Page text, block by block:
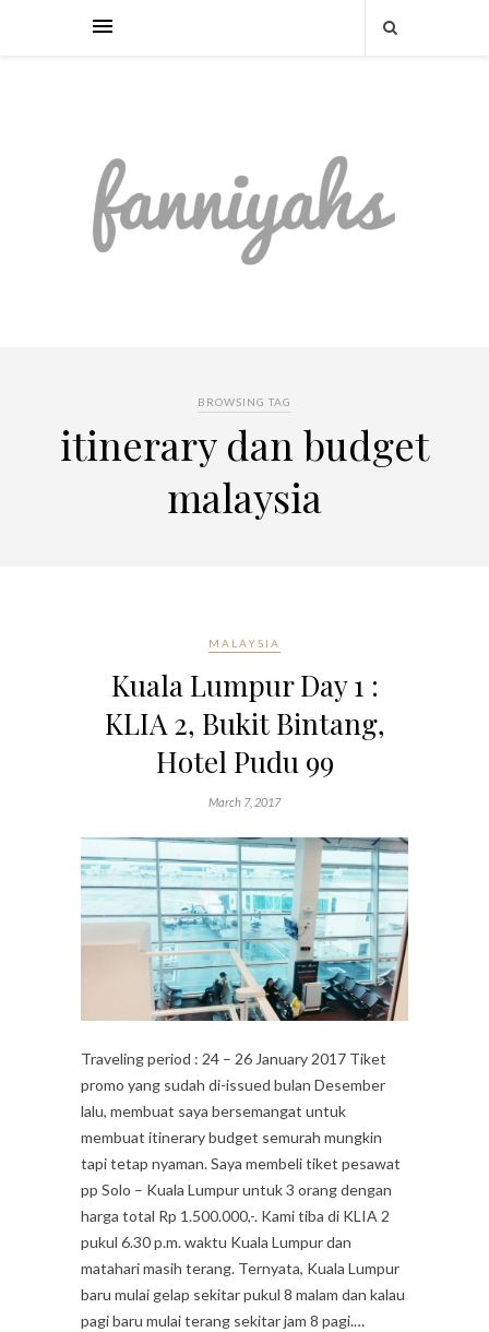
BROWSING TAG
itinerary dan budget
malaysia
MALAYSIA
Kuala Lumpur Day 1 :
KLIA 2, Bukit Bintang,
Hotel Pudu 99
March 7, 2017
Traveling period : 24 – 26 January 2017 Tiket
promo yang sudah di-issued bulan Desember
lalu, membuat saya bersemangat untuk
membuat itinerary budget semurah mungkin
tapi tetap nyaman. Saya membeli tiket pesawat
pp Solo – Kuala Lumpur untuk 3 orang dengan
harga total Rp 1.500.000,-. Kami tiba di KLIA 2
pukul 6.30 p.m. waktu Kuala Lumpur dan
matahari masih terang. Ternyata, Kuala Lumpur
baru mulai gelap sekitar pukul 8 malam dan kalau
pagi baru mulai terang sekitar jam 8 pagi.…